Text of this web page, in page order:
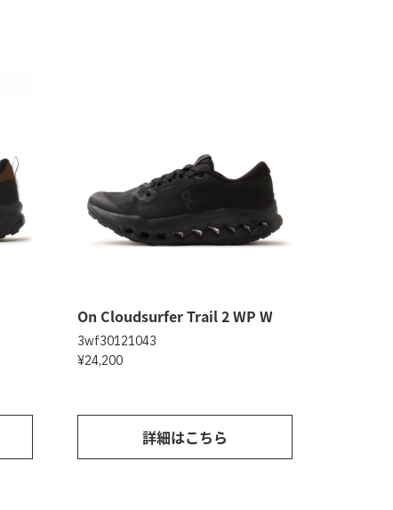
On Cloudsurfer Trail 2 WP W
3wf30121043
¥24,200
詳細はこちら